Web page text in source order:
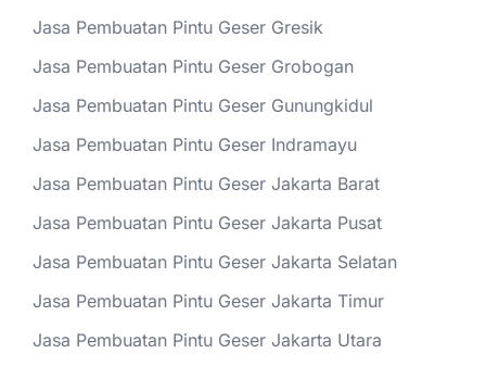
Jasa Pembuatan Pintu Geser Gresik
Jasa Pembuatan Pintu Geser Grobogan
Jasa Pembuatan Pintu Geser Gunungkidul
Jasa Pembuatan Pintu Geser Indramayu
Jasa Pembuatan Pintu Geser Jakarta Barat
Jasa Pembuatan Pintu Geser Jakarta Pusat
Jasa Pembuatan Pintu Geser Jakarta Selatan
Jasa Pembuatan Pintu Geser Jakarta Timur
Jasa Pembuatan Pintu Geser Jakarta Utara